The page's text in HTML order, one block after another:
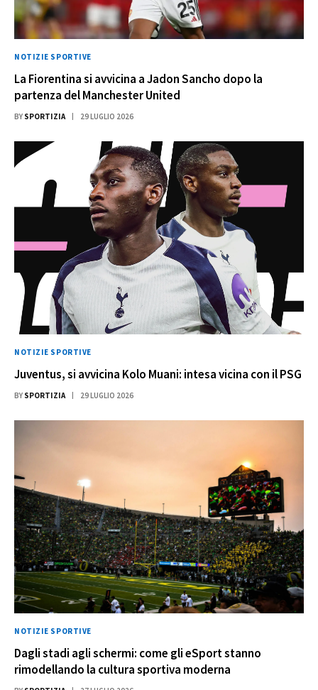
NOTIZIE SPORTIVE
La Fiorentina si avvicina a Jadon Sancho dopo la
partenza del Manchester United
BY SPORTIZIA 29 LUGLIO 2026
NOTIZIE SPORTIVE
Juventus, si avvicina Kolo Muani: intesa vicina con il PSG
BY SPORTIZIA 29 LUGLIO 2026
NOTIZIE SPORTIVE
Dagli stadi agli schermi: come gli eSport stanno
rimodellando la cultura sportiva moderna